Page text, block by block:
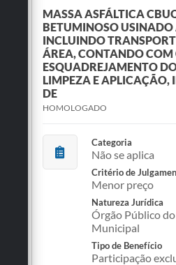
MASSA ASFÁLTICA
BETUMINOSO USINADO
INCLUINDO
ÁREA, CONTANDO COM
ESQUADREJAMENTO
LIMPEZA E APLICAÇÃO,
DE
HOMOLOGADO
Categoria
Não se aplica
Critério de
Menor preço
Natureza Jurídica
Órgão Público
Municipal
Tipo de Benefício
Participação